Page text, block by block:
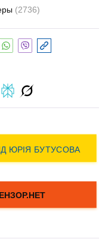
(2736)